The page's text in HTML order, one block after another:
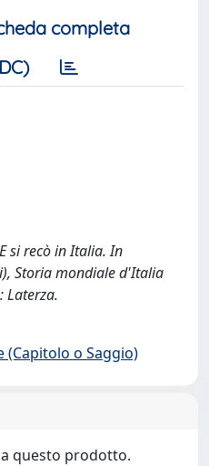
completa
si recò in Italia. In
Storia mondiale d'Italia
Laterza.
o Saggio)
questo prodotto.